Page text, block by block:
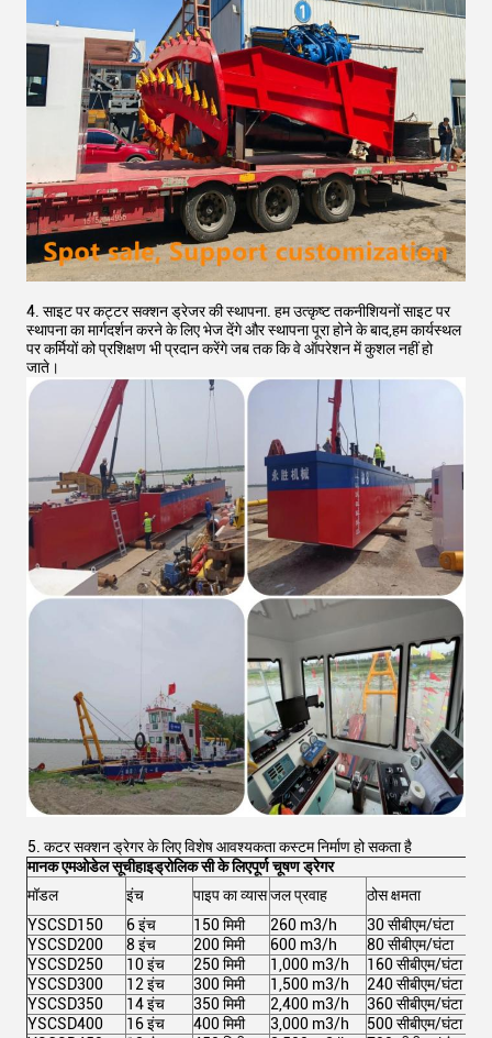
4. साइट पर कट्टर सक्शन ड्रेजर की स्थापना. हम उत्कृष्ट तकनीशियनों साइट पर
स्थापना का मार्गदर्शन करने के लिए भेज देंगे और स्थापना पूरा होने के बाद,हम कार्यस्थल
पर कर्मियों को प्रशिक्षण भी प्रदान करेंगे जब तक कि वे ऑपरेशन में कुशल नहीं हो
जाते।
5. कटर सक्शन ड्रेगर के लिए विशेष आवश्यकता कस्टम निर्माण हो सकता है
मानक एमओडेल सूचीहाइड्रोलिक सी के लिएपूर्ण चूषण ड्रेगर
मॉडल
इंच पाइप का व्यासजल प्रवाह ठोस क्षमता
YSCSD150
6 इंच 150 मिमी 260 m3/h 30 सीबीएम/घंटा
YSCSD200
8 इंच 200 मिमी 600 m3/h 80 सीबीएम/घंटा
YSCSD250
10 इंच 250 मिमी 1,000 m3/h 160 सीबीएम/घंटा
YSCSD300
12 इंच 300 मिमी 1,500 m3/h 240 सीबीएम/घंटा
YSCSD350
14 इंच 350 मिमी 2,400 m3/h 360 सीबीएम/घंटा
YSCSD400
16 इंच 400 मिमी 3,000 m3/h 500 सीबीएम/घंटा